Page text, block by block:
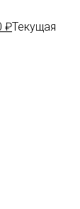
₽Текущая